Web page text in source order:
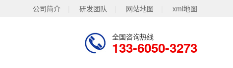
公司简介 研发团队 网站地图 xml地图
全国咨询热线
133-6050-3273